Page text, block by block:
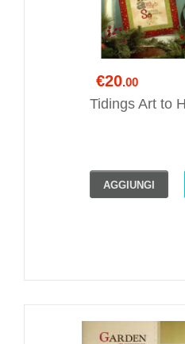
€20.00
Tidings Art to
AGGIUNGI